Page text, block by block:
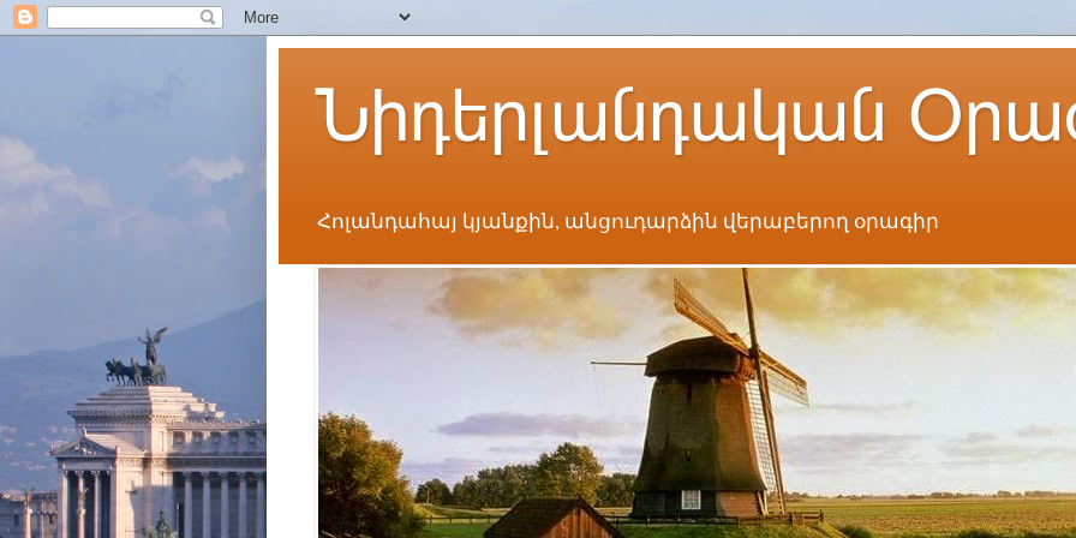
Նիդերլանդական
Հոլանդահայ կյանքին, անցուդարձին վերաբերող օրագիր